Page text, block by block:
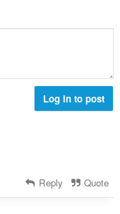
Log in to post
Reply Quote